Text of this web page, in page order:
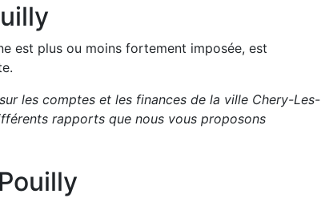
est plus ou moins fortement imposée, est
les comptes et les finances de la ville Chery-Les-
rapports que nous vous proposons